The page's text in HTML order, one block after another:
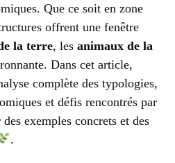
Que ce soit en zone
offrent une fenêtre
la terre, les animaux de la
Dans cet article,
complète des typologies,
et défis rencontrés par
exemples concrets et des
.